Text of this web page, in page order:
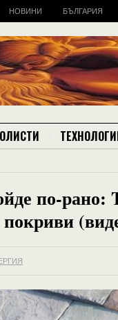
НОВИНИ БЪЛГАРИЯ
по-рано: